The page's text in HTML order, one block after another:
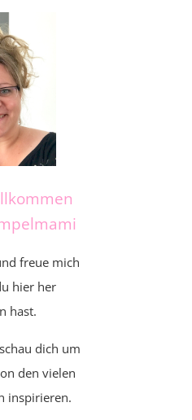
freue mich
hier her
hast.
dich um
den vielen
inspirieren.